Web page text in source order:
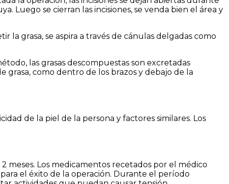
Luego se cierran las incisiones, se venda bien el área y
la grasa, se aspira a través de cánulas delgadas como
las grasas descompuestas son excretadas
como dentro de los brazos y debajo de la
de la piel de la persona y factores similares. Los
meses. Los medicamentos recetados por el médico
el éxito de la operación. Durante el período